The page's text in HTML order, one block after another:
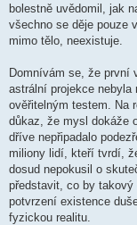
bolestně uvědomil, jak
všechno se děje
mimo tělo, neexistuje.
Domnívám se, že první
astrální projekce nebyla
ověřitelným testem. Na
důkaz, že mysl dokáže
dříve nepřipadalo
miliony lidí, kteří tvrdí,
dosud nepokusil o
představit, co by
potvrzení existence
fyzickou realitu.